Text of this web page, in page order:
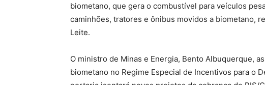
biometano, que gera o combustível para veículos
caminhões, tratores e ônibus movidos a biometano,
Leite.
O ministro de Minas e Energia, Bento Albuquerque,
biometano no Regime Especial de Incentivos para o